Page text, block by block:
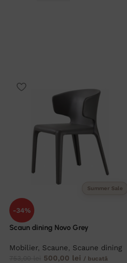
Summer Sale
-34%
Scaun dining Novo Grey
Mobilier, Scaune, Scaune dining
500,00 lei / bucată